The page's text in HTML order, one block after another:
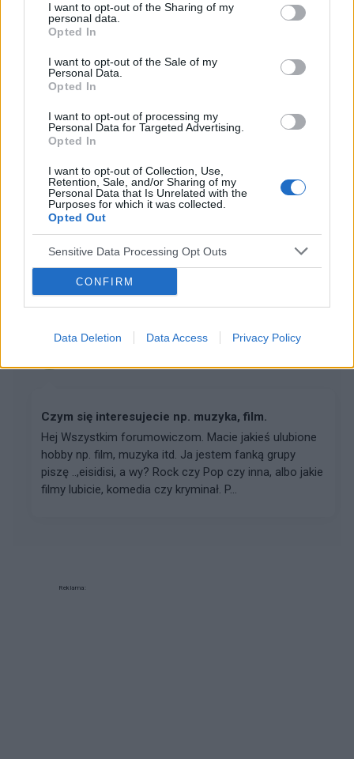
I want to opt-out of the Sharing of my
personal data.
Opted In
I want to opt-out of the Sale of my
Personal Data.
Opted In
I want to opt-out of processing my
Personal Data for Targeted Advertising.
Opted In
I want to opt-out of Collection, Use,
Retention, Sale, and/or Sharing of my
Personal Data that Is Unrelated with the
Purposes for which it was collected.
Opted Out
Sensitive Data Processing Opt Outs
CONFIRM
Data Deletion Data Access Privacy Policy
Dzień dobry, zarejestrowałem się na tym forum gdyż
szukam pomocy, być może ktoś miał podobny
podstawowej, od samego początku widziałem że nie
i...
weofnosduvne
Jaki lek?
:-) Witam, czy istnieje lek na uspokojenie, który jest
doraźny, ale nie sedujący? Nie chciałbym zażywać
leków regularnego stosowania, lecz borykam się z
silnym lekiem sytuacyjnym. Jestem osobą kieruj...
gość
Czym się interesujecie np. muzyka, film.
Hej Wszystkim forumowiczom. Macie jakieś ulubione
hobby np. film, muzyka itd. Ja jestem fanką grupy
piszę ..,eisidisi, a wy? Rock czy Pop czy inna, albo jakie
filmy lubicie, komedia czy kryminał. P...
Reklama: